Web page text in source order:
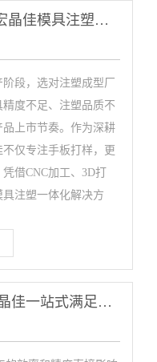
注塑成型批量生产厂家，宏晶佳模具注塑一体化服务
段，选对注塑成型厂
度不足、注塑品质不
上市节奏。作为深耕
仅专注手板打样，更
借CNC加工、3D打
注塑一体化解决方
专业3D打印手板加工，宏晶佳一站式满足定制需求